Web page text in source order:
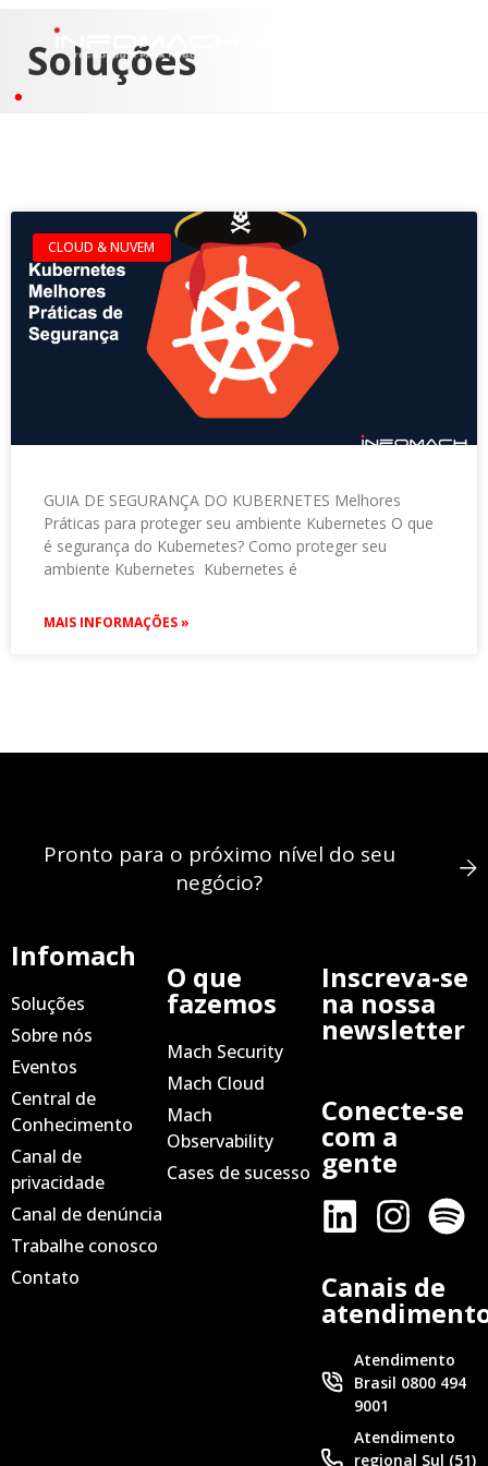
Soluções
CLOUD & NUVEM
GUIA DE SEGURANÇA DO KUBERNETES Melhores
Práticas para proteger seu ambiente Kubernetes O que
é segurança do Kubernetes? Como proteger seu
ambiente Kubernetes Kubernetes é
MAIS INFORMAÇÕES »
Pronto para o próximo nível do seu
negócio?
Infomach
Soluções
Sobre nós
Eventos
Central de
Conhecimento
Canal de
privacidade
Canal de denúncia
Trabalhe conosco
Contato
O que
fazemos
Mach Security
Mach Cloud
Mach
Observability
Cases de sucesso
Inscreva-se
na nossa
newsletter
Conecte-se
com a
gente
Canais de
Atendimento
Brasil 0800 494
9001
Atendimento
regional Sul (51)